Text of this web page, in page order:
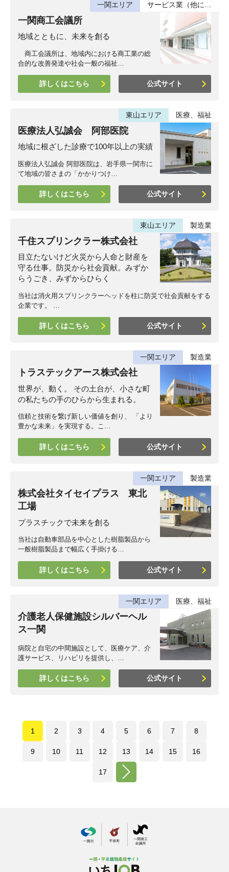
一関商工会議所
地域とともに、未来を創る
商工会議所は、地域内における商工業の総
合的な改善発達や社会一般の福祉…
詳しくはこちら 公式サイト
一関エリア サービス業（他に…
医療法人弘誠会 阿部医院
地域に根ざした診療で100年以上の実績
医療法人弘誠会 阿部医院は、岩手県一関市に
て地域の皆さまの「かかりつけ…
詳しくはこちら 公式サイト
東山エリア 医療、福祉
千住スプリンクラー株式会社
目立たないけど火災から人命と財産を
守る仕事。防災から社会貢献。みずか
らうごき、みずからひらく
当社は消火用スプリンクラーヘッドを柱に防災で社会貢献をする
企業です。 …
詳しくはこちら 公式サイト
東山エリア 製造業
トラステックアース株式会社
世界が、動く。 その土台が、小さな町
の私たちの手のひらから生まれる。
信頼と技術を繋げ新しい価値を創り、 「より
豊かな未来」を実現する。こ…
詳しくはこちら 公式サイト
一関エリア 製造業
株式会社タイセイプラス 東北
工場
プラスチックで未来を創る
当社は自動車部品を中心とした樹脂製品から
一般樹脂製品まで幅広く手掛ける…
詳しくはこちら 公式サイト
一関エリア 製造業
介護老人保健施設シルバーヘル
ス一関
病院と自宅の中間施設として、医療ケア、介
護サービス、リハビリを提供し、…
詳しくはこちら 公式サイト
一関エリア 医療、福祉
1 2 3 4 5 6 7 8
9 10 11 12 13 14 15 16
17